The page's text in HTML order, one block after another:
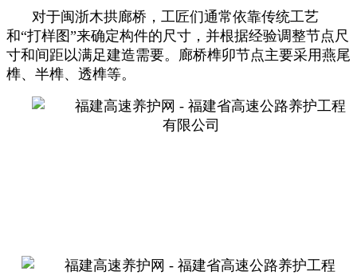
对于闽浙木拱廊桥，工匠们通常依靠传统工艺
和“打样图”来确定构件的尺寸，并根据经验调整节点尺
寸和间距以满足建造需要。廊桥榫卯节点主要采用燕尾
榫、半榫、透榫等。